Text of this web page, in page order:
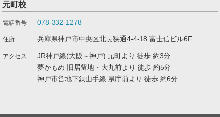
元町校
078-332-1278
兵庫県神戸市中央区北長狭通4-4-18 富士信ビル6F
JR神戸線(大阪～神戸) 元町より 徒歩 約3分
夢かもめ 旧居留地・大丸前より 徒歩 約5分
神戸市営地下鉄山手線 県庁前より 徒歩 約6分